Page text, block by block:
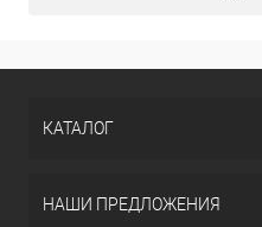
КАТАЛОГ
НАШИ ПРЕДЛОЖЕНИЯ